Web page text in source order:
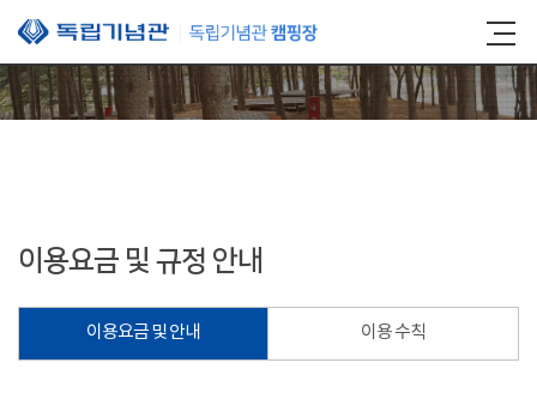
본문 바로가기
이용요금 및 규정 안내
이용요금 및 안내 이용 수칙